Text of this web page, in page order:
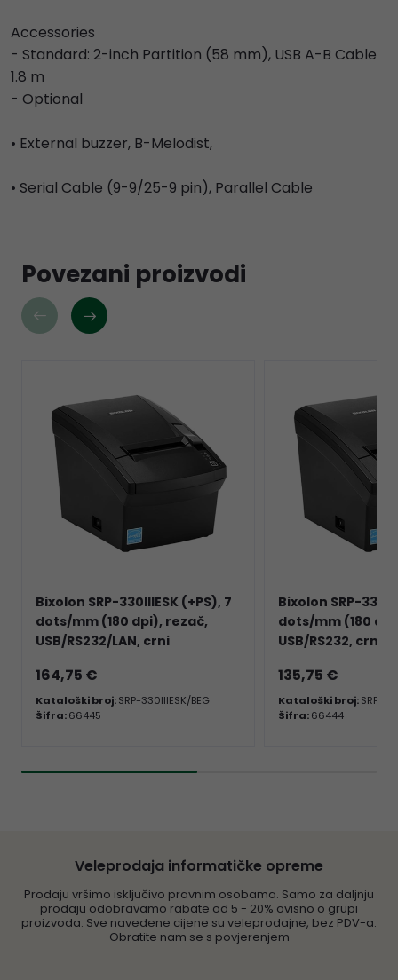
Accessories
- Standard: 2-inch Partition (58 mm), USB A-B Cable
1.8 m
- Optional
• External buzzer, B-Melodist,
• Serial Cable (9-9/25-9 pin), Parallel Cable
Povezani proizvodi
Bixolon SRP-330IIIESK (+PS), 7
dots/mm (180 dpi), rezač,
USB/RS232/LAN, crni
164,75 €
Kataloški broj:SRP-330IIIESK/BEG
Šifra:66445
Bixolon SRP-
dots/mm (180
USB/RS232, crni
135,75 €
Kataloški broj:SRP-
Šifra:66444
Veleprodaja informatičke opreme
Prodaju vršimo isključivo pravnim osobama. Samo za daljnju
prodaju odobravamo rabate od 5 - 20% ovisno o grupi
proizvoda. Sve navedene cijene su veleprodajne, bez PDV-a.
Obratite nam se s povjerenjem